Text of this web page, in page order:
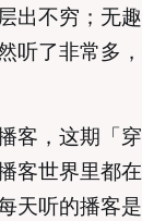
出不穷；无
听了非常多
客，这期「
客世界里都
天听的播客